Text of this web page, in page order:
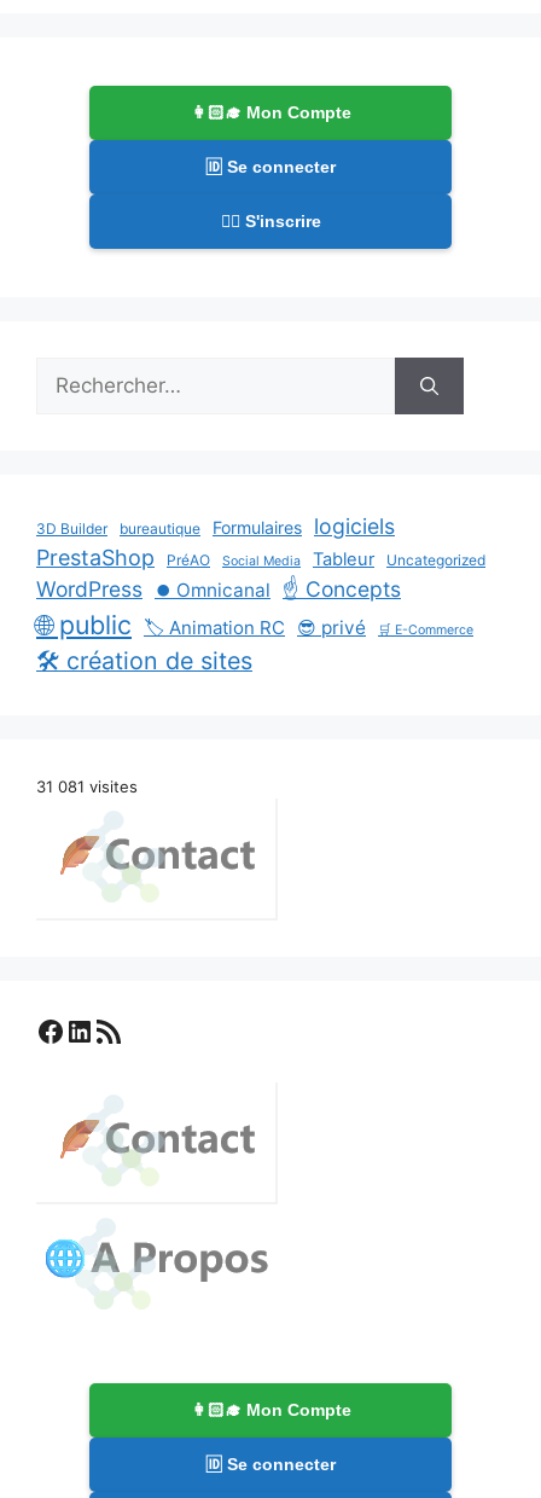
👩🏻‍🎓 Mon Compte
🆔 Se connecter
✍🏻 S'inscrire
Rechercher :
3D Builder bureautique Formulaires
logiciels
PrestaShop
PréAO Social Media Tableur Uncategorized
WordPress ⏺️ Omnicanal ☝️ Concepts
🌐 public 🏷️ Animation RC 😎 privé 🛒 E-Commerce
🛠️ création de sites
31 081 visites
Facebook
LinkedIn
Flux RSS
👩🏻‍🎓 Mon Compte
🆔 Se connecter